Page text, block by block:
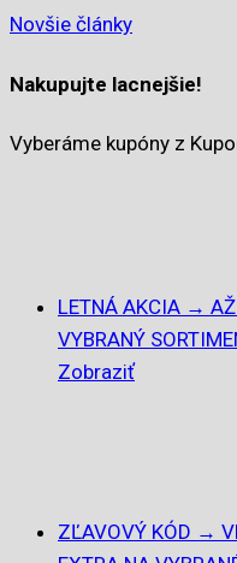
Novšie články
Nakupujte lacnejšie!
Vyberáme kupóny z
LETNÁ AKCIA →
VYBRANÝ
Zobraziť
ZĽAVOVÝ KÓD →